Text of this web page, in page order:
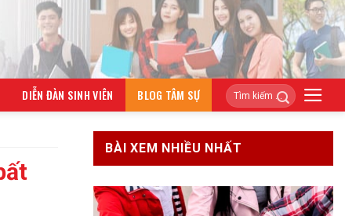
DIỄN ĐÀN SINH VIÊN BLOG TÂM SỰ
BÀI XEM NHIỀU NHẤT